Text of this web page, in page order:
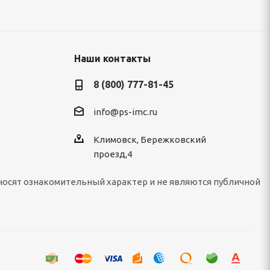
Наши контакты
8 (800) 777-81-45
info@ps-imc.ru
Климовск, Бережковский
проезд,4
ознакомительный характер и не являются публичной